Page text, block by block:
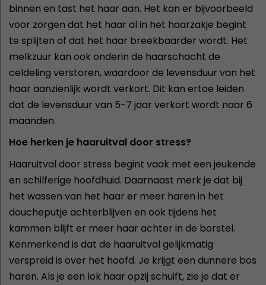
binnen en tast het haar aan. Het kan er bijvoorbeeld
voor zorgen dat het haar al in het haarzakje begint
te splijten of dat het haar breekbaarder wordt. Het
melkzuur kan ook onderin de haarschacht de
celdeling verstoren, waardoor de levensduur van het
haar aanzienlijk wordt verkort. Dit kan ertoe leiden
dat de levensduur van 5-7 jaar verkort wordt naar 6
maanden.
Hoe herken je haaruitval door stress?
Haaruitval door stress begint vaak met een jeukende
en schilferige hoofdhuid. Daarnaast merk je dat bij
het wassen van het haar er meer haren in het
doucheputje achterblijven en ook tijdens het
kammen blijft er meer haar achter in de borstel.
Kenmerkend is dat de haaruitval gelijkmatig
verspreid is over het hoofd. Je krijgt een dunnere bos
haren. Als je een lok haar opzij schuift, zie je dat er